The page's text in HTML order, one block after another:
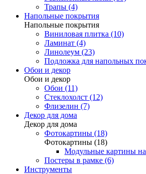
Трапы (4)
Напольные покрытия
Напольные покрытия
Виниловая плитка (10)
Ламинат (4)
Линолеум (23)
Подложка для напольных
Обои и декор
Обои и декор
Обои (11)
Стеклохолст (12)
Флизелин (7)
Декор для дома
Декор для дома
Фотокартины (18)
Фотокартины (18)
Модульные картины на
Постеры в рамке (6)
Инструменты